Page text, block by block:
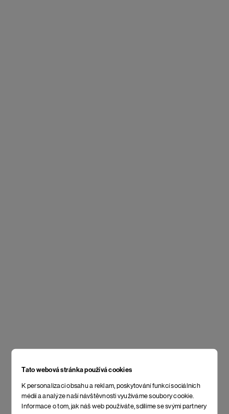
Tato webová stránka používá cookies
K personalizaci obsahu a reklam, poskytování funkcí sociálních
médií a analýze naší návštěvnosti využíváme soubory cookie.
Informace o tom, jak náš web používáte, sdílíme se svými partnery